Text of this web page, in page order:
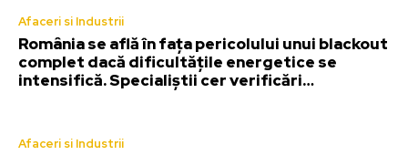
Afaceri si Industrii
România se află în fața pericolului unui blackout
complet dacă dificultățile energetice se
intensifică. Specialiștii cer verificări…
Afaceri si Industrii